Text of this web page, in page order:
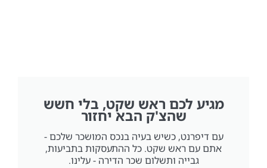
מגיע לכם ראש שקט, בלי חשש
שהצ'ק הבא יחזור
עם דיפרנט, כשיש בעיה בנכס המושכר שלכם -
אתם עם ראש שקט. כל ההתעסקות בתביעות,
גבייה ותשלום שכר הדירה - עלינו.